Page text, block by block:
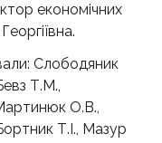
економічних
Слободяник
Т.М.,
О.В.,
Т.І., Мазур